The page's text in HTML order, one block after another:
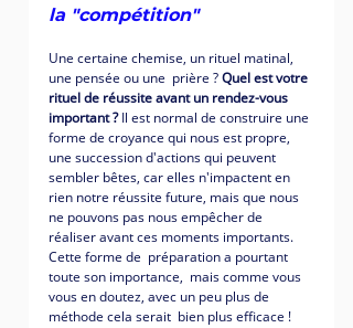
la "compétition"
Une certaine chemise, un rituel matinal,
une pensée ou une  prière ? Quel est votre
rituel de réussite avant un rendez-vous
important ? Il est normal de construire une
forme de croyance qui nous est propre,
une succession d'actions qui peuvent
sembler bêtes, car elles n'impactent en
rien notre réussite future, mais que nous
ne pouvons pas nous empêcher de
réaliser avant ces moments importants.
Cette forme de  préparation a pourtant
toute son importance,  mais comme vous
vous en doutez, avec un peu plus de
méthode cela serait  bien plus efficace !